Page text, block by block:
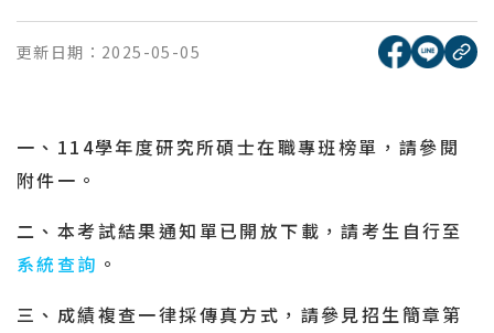
更新日期： 2025-05-05 [另開新
[另開
複
一、 114學年度研究所碩士在職專班榜單，請參閱
附件一。
二、本考試結果通知單已開放下載，請考生自行至
系統查詢 。
三、成績複查一律採傳真方式，請參見招生簡章第